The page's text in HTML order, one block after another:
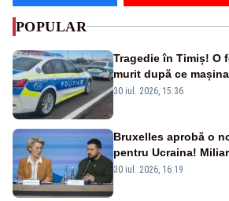
POPULAR
Tragedie în Timiș! O
murit după ce
de tren
30 iul. 2026, 15:36
Bruxelles aprobă o
pentru Ucraina!
armament și apărare
30 iul. 2026, 16:19